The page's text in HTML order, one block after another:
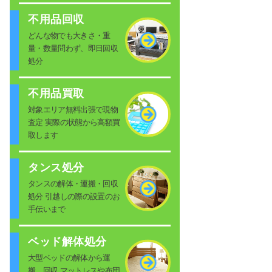
不用品回収
どんな物でも大きさ・重
量・数量問わず、即日回収
処分
不用品買取
対象エリア無料出張で現物
査定 実際の状態から高額買
取します
タンス処分
タンスの解体・運搬・回収
処分 引越しの際の設置のお
手伝いまで
ベッド解体処分
大型ベッドの解体から運